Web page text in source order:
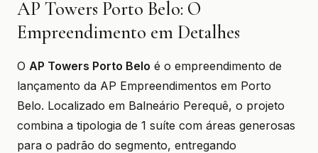
AP Towers Porto Belo: O
Empreendimento em Detalhes
O AP Towers Porto Belo é o empreendimento de
lançamento da AP Empreendimentos em Porto
Belo. Localizado em Balneário Perequê, o projeto
combina a tipologia de 1 suíte com áreas generosas
para o padrão do segmento, entregando